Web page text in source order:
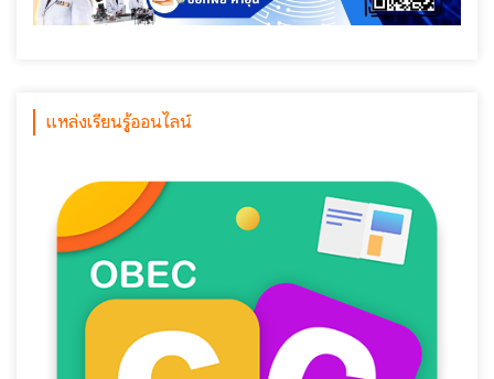
แหล่งเรียนรู้ออนไลน์